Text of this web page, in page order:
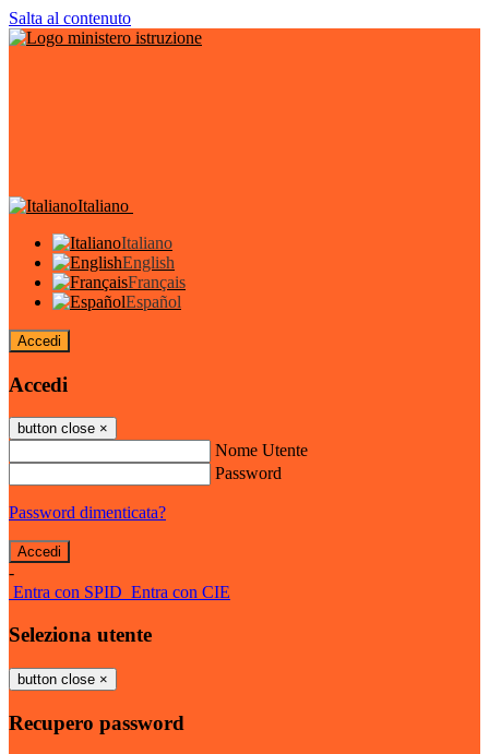
Salta al contenuto
Italiano
Italiano
English
Français
Español
Accedi
Accedi
button close ×
Nome Utente
Password
Password dimenticata?
-
Entra con SPID Entra con CIE
Seleziona utente
button close ×
Recupero password